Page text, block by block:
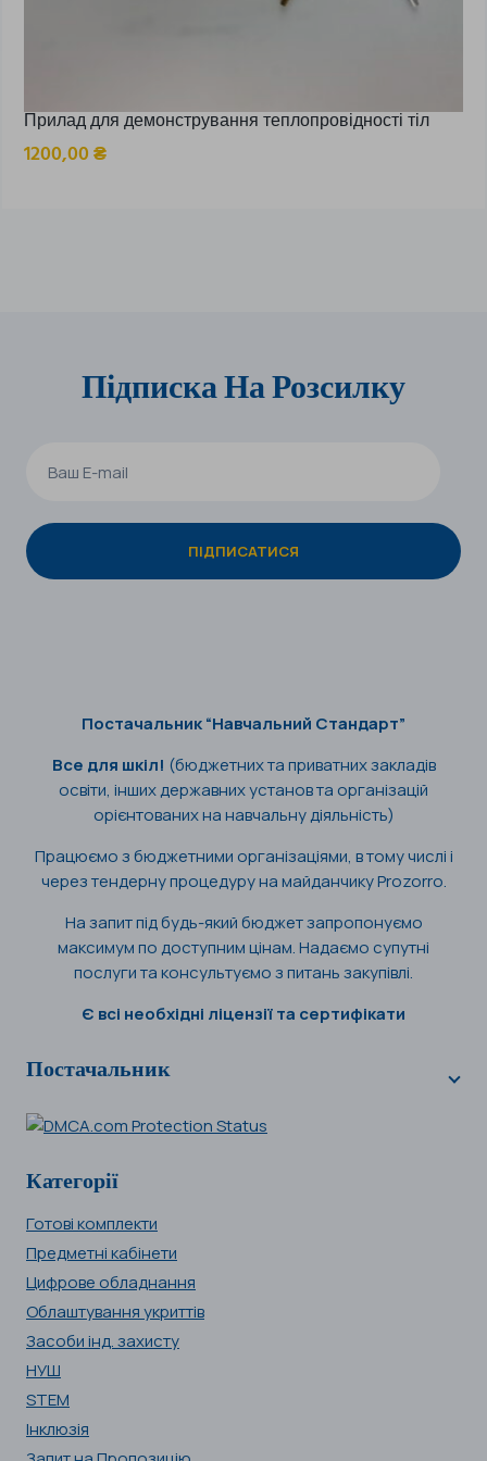
Прилад для демонстрування теплопровідності тіл
1200,00₴
Підписка На Розсилку
Постачальник “Навчальний Стандарт”
Все для шкіл! (бюджетних та приватних закладів
освіти, інших державних установ та організацій
орієнтованих на навчальну діяльність)
Працюємо з бюджетними організаціями, в тому числі і
через тендерну процедуру на майданчику Prozorro.
На запит під будь-який бюджет запропонуємо
максимум по доступним цінам. Надаємо супутні
послуги та консультуємо з питань закупівлі.
Є всі необхідні ліцензії та сертифікати
Постачальник
Категорії
Готові комплекти
Предметні кабінети
Цифрове обладнання
Облаштування укриттів
Засоби інд. захисту
НУШ
STEM
Інклюзія